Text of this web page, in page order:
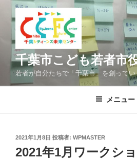
千葉市こども若者市
若者が自分たちで「千葉市」を創ってい
メニュー
投
稿
日:
2021年1月8日 投稿者: WPMASTER
2021年1月ワークシ